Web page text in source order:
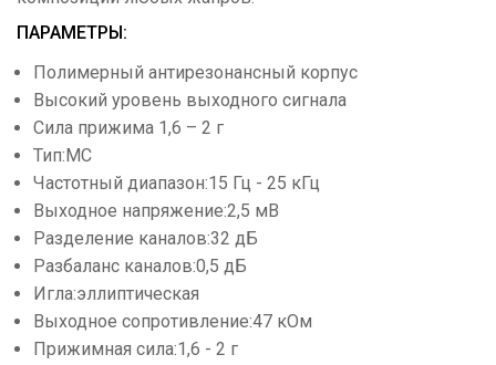
ПАРАМЕТРЫ:
Полимерный антирезонансный корпус
Высокий уровень выходного сигнала
Сила прижима 1,6 – 2 г
Тип:MC
Частотный диапазон:15 Гц - 25 кГц
Выходное напряжение:2,5 мВ
Разделение каналов:32 дБ
Разбаланс каналов:0,5 дБ
Игла:эллиптическая
Выходное сопротивление:47 кОм
Прижимная сила:1,6 - 2 г